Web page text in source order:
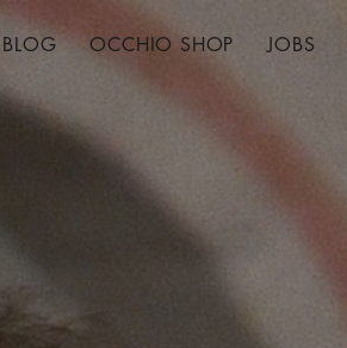
BLOG OCCHIO SHOP JOBS